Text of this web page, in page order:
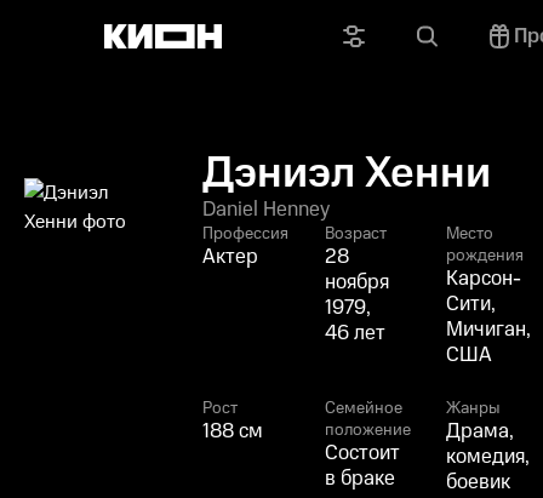
Дэниэл Хенни
Daniel Henney
Профессия
Актер
Возраст
28
ноября
1979,
46 лет
Место
рождения
Карсон-
Сити,
Мичиган,
США
Рост
188 см
Семейное
положение
Состоит
в браке
Жанры
Драма,
комедия,
боевик